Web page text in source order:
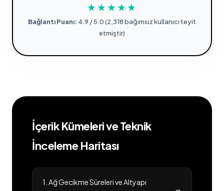
★★★★★
Bağlantı Puanı: 4.9 / 5.0 (2,318 bağımsız kullanıcı teyit
etmiştir)
İçerik Kümeleri ve Teknik
İnceleme Haritası
1. Ağ Gecikme Süreleri ve Altyapı
→